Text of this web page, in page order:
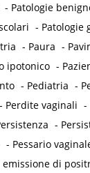
- Patologie
- Patologie
- Paura -
ipotonico -
- Pediatria -
- Perdite vaginali -
-
- Pessario
emissione di